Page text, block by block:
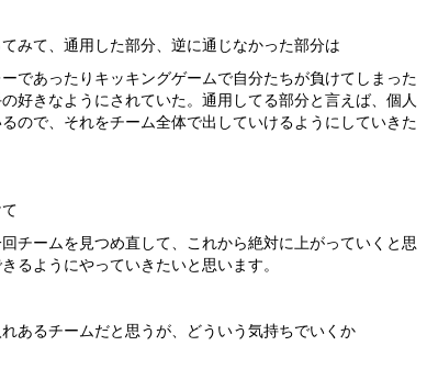
みて、通用した部分、逆に通じなかった部分は
であったりキッキングゲームで自分たちが負けてしまった
好きなようにされていた。通用してる部分と言えば、個人
ので、それをチーム全体で出していけるようにしていきた
に向けて
チームを見つめ直して、これから絶対に上がっていくと思
るようにやっていきたいと思います。
あるチームだと思うが、どういう気持ちでいくか